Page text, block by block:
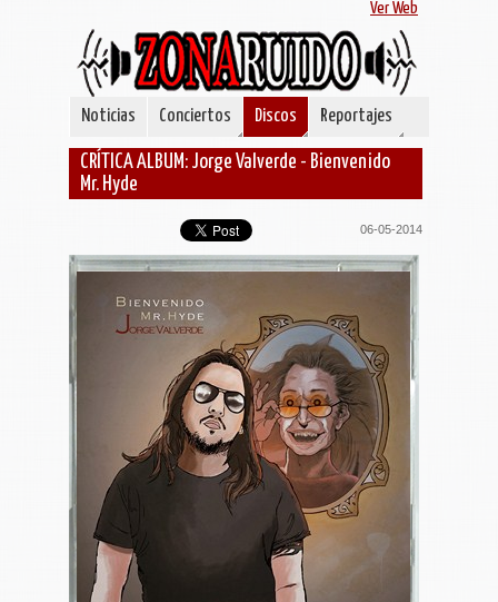
Ver Web
Noticias Conciertos Discos Reportajes
CRÍTICA ALBUM: Jorge Valverde - Bienvenido
Mr. Hyde
06-05-2014